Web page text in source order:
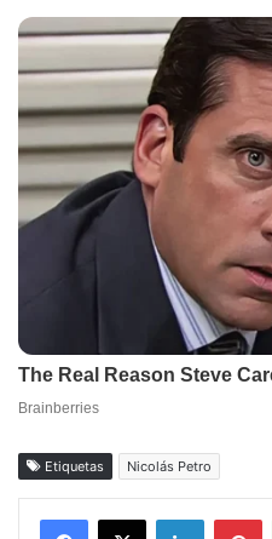
Etiquetas Nicolás Petro
Facebook
X LinkedIn